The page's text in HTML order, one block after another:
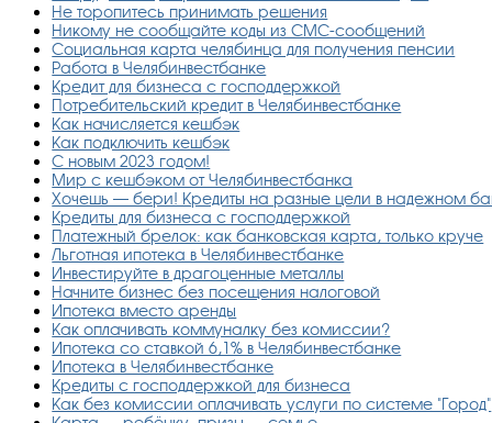
Не торопитесь принимать решения
Никому не сообщайте коды из СМС-сообщений
Социальная карта челябинца для получения пенсии
Работа в Челябинвестбанке
Кредит для бизнеса с господдержкой
Потребительский кредит в Челябинвестбанке
Как начисляется кешбэк
Как подключить кешбэк
С новым 2023 годом!
Мир с кешбэком от Челябинвестбанка
Хочешь — бери! Кредиты на разные цели в надежном
Кредиты для бизнеса с господдержкой
Платежный брелок: как банковская карта, только круче
Льготная ипотека в Челябинвестбанке
Инвестируйте в драгоценные металлы
Начните бизнес без посещения налоговой
Ипотека вместо аренды
Как оплачивать коммуналку без комиссии?
Ипотека со ставкой 6,1% в Челябинвестбанке
Ипотека в Челябинвестбанке
Кредиты с господдержкой для бизнеса
Как без комиссии оплачивать услуги по системе "Город"